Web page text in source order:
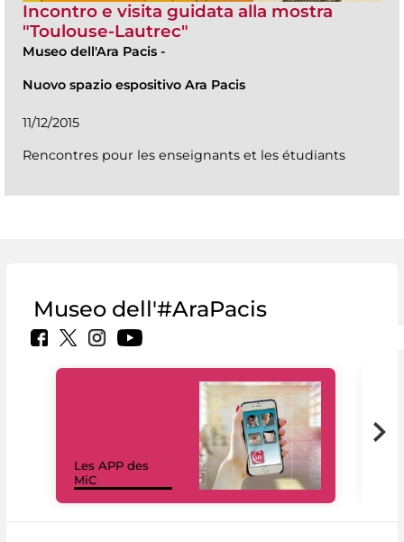
Incontro e visita guidata alla mostra
"Toulouse-Lautrec"
Museo dell'Ara Pacis -
Nuovo spazio espositivo Ara Pacis
11/12/2015
Rencontres pour les enseignants et les étudiants
Museo dell'#AraPacis
Les APP des
MiC